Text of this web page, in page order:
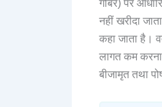
गोबर) पर
नहीं खरीदा
कहा जाता है।
लागत कम
बीजामृत तथा